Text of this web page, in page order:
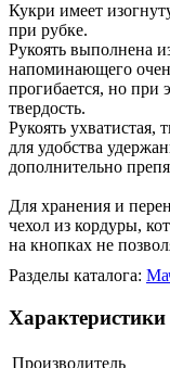
Кукри имеет
при рубке.
Рукоять выполнена
напоминающего
прогибается, но при
твердость.
Рукоять ухватистая,
для удобства
дополнительно
Для хранения и
чехол из кордуры,
на кнопках не
Разделы каталога:
Характеристики
Производитель